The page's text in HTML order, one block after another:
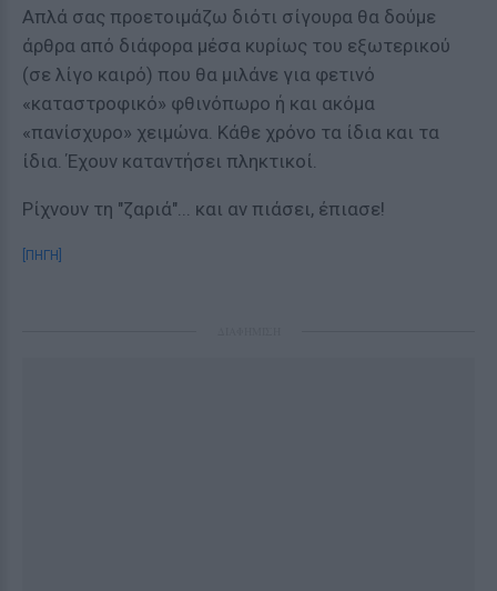
Απλά σας προετοιμάζω διότι σίγουρα θα δούμε
άρθρα από διάφορα μέσα κυρίως του εξωτερικού
(σε λίγο καιρό) που θα μιλάνε για φετινό
«καταστροφικό» φθινόπωρο ή και ακόμα
«πανίσχυρο» χειμώνα. Κάθε χρόνο τα ίδια και τα
ίδια. Έχουν καταντήσει πληκτικοί.
Ρίχνουν τη "ζαριά"... και αν πιάσει, έπιασε!
[ΠΗΓΗ]